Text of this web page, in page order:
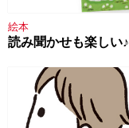
絵本
読み聞かせも楽しい